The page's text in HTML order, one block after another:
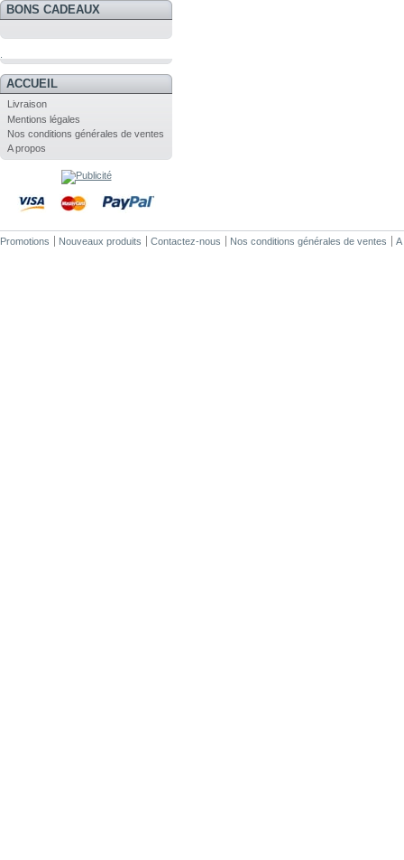
BONS CADEAUX
ACCUEIL
Livraison
Mentions légales
Nos conditions générales de ventes
A propos
Promotions Nouveaux produits Contactez-nous Nos conditions générales de ventes A